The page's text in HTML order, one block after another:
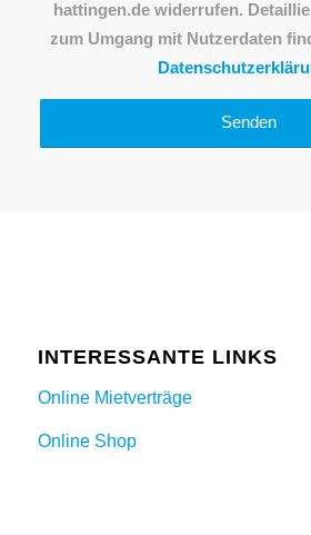
hattingen.de widerrufen.
zum Umgang mit Nutzerdaten
INTERESSANTE LINKS
Online Mietverträge
Online Shop